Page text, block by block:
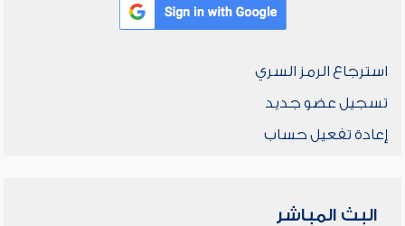
استرجاع الرمز السري
تسجيل عضو جديد
إعادة تفعيل حساب
البث المباشر